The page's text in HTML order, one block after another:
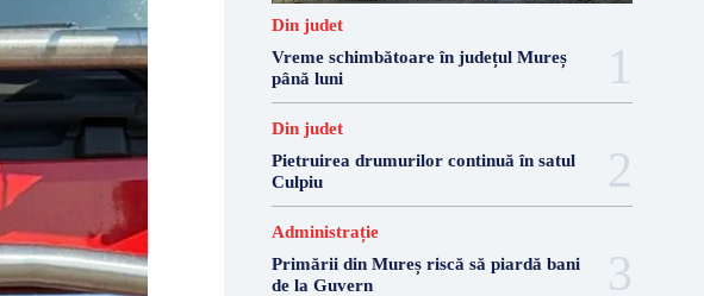
Din judet
Vreme schimbătoare în județul Mureș
până luni
Din judet
Pietruirea drumurilor continuă în satul
Culpiu
Administrație
Primării din Mureș riscă să piardă bani
de la Guvern